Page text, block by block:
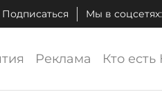
Подписаться Мы в соцсетях:
Реклама Кто есть